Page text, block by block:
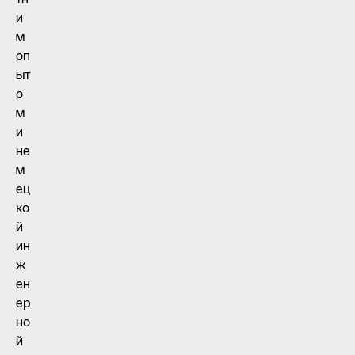
и
м
оп
ыт
о
м
и
не
м
ец
ко
й
ин
ж
ен
ер
но
й